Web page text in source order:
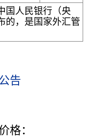
国人民银行（央
的，是国家外汇管
告
格：